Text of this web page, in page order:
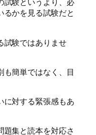
試験というより、必
るかを見る試験だと
試験ではありませ
も簡単ではなく、目
に対する緊張感もあ
題集と読本を対応さ